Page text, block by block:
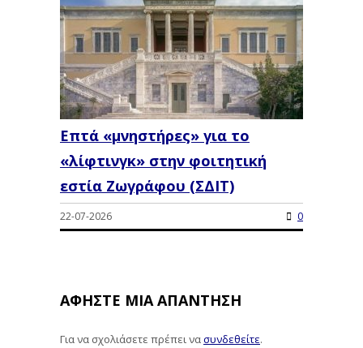
Επτά «μνηστήρες» για το
«λίφτινγκ» στην φοιτητική
εστία Ζωγράφου (ΣΔΙΤ)
22-07-2026 0
ΑΦΉΣΤΕ ΜΙΑ ΑΠΆΝΤΗΣΗ
Για να σχολιάσετε πρέπει νασυνδεθείτε.